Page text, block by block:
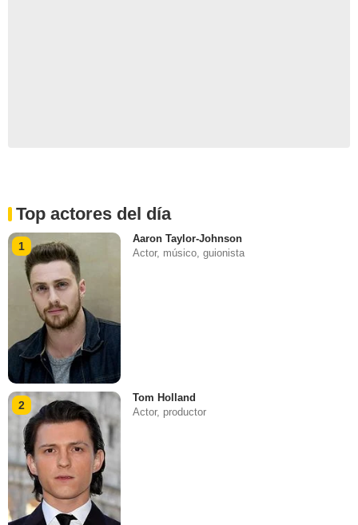
Top actores del día
1
Aaron Taylor-Johnson
Actor, músico, guionista
2
Tom Holland
Actor, productor